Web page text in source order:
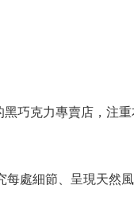
巧克力專賣店，注
處細節、呈現天然風